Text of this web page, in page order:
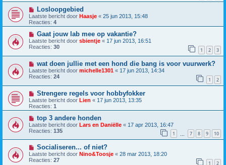
Losloopgebied
Laatste bericht door Haasje « 25 jun 2013, 15:48
Reacties: 4
Gaat jouw lab mee op vakantie?
Laatste bericht door sbientje « 17 jun 2013, 16:51
Reacties: 30 1 2 3
wat doen jullie met een hond die bang is voor vuurwerk?
Laatste bericht door michelle1301 « 17 jun 2013, 14:34
Reacties: 24 1 2
Strengere regels voor hobbyfokker
Laatste bericht door Lien « 17 jun 2013, 13:35
Reacties: 1
top 3 andere honden
Laatste bericht door Lars en Daniëlle « 17 apr 2013, 16:47
Reacties: 135 1 7 8 9 10
Socialiseren... of niet?
Laatste bericht door Nino&Toosje « 28 mar 2013, 18:20
Reacties: 27 1 2